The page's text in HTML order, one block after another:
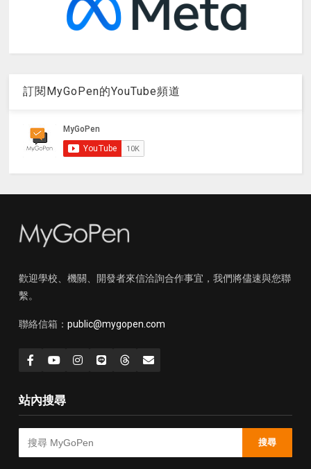
訂閱MyGoPen的YouTube頻道
歡迎學校、機關、開發者來信洽詢合作事宜，我們將儘速與您聯
繫。
聯絡信箱： public@mygopen.com
站內搜尋
搜尋